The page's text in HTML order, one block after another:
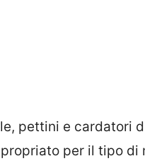
pettini e cardatori
per il tipo di